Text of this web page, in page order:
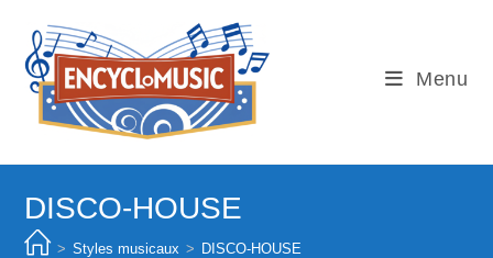
content
Menu
DISCO-HOUSE
> Styles musicaux > DISCO-HOUSE